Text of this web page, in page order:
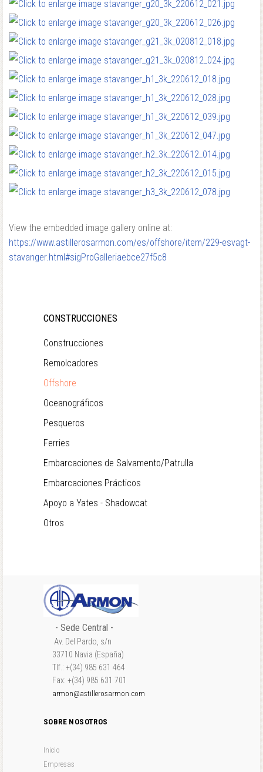
View the embedded image gallery online at:
https://www.astillerosarmon.com/es/offshore/item/229-esvagt-
stavanger.html#sigProGalleriaebce27f5c8
CONSTRUCCIONES
Construcciones
Remolcadores
Offshore
Oceanográficos
Pesqueros
Ferries
Embarcaciones de Salvamento/Patrulla
Embarcaciones Prácticos
Apoyo a Yates - Shadowcat
Otros
- Sede Central -
Av. Del Pardo, s/n
33710 Navia (España)
Tlf.: +(34) 985 631 464
Fax: +(34) 985 631 701
armon@astillerosarmon.com
SOBRE NOSOTROS
Inicio
Empresas